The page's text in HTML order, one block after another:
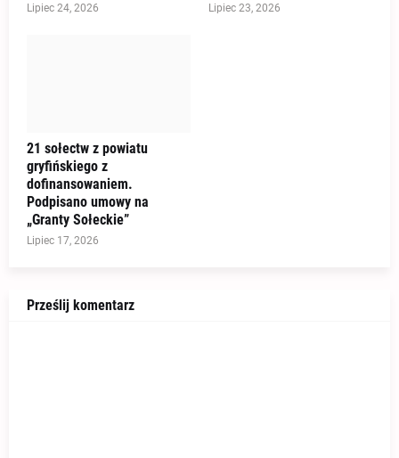
Lipiec 24, 2026 Lipiec 23, 2026
21 sołectw z powiatu
gryfińskiego z
dofinansowaniem.
Podpisano umowy na
„Granty Sołeckie”
Lipiec 17, 2026
Prześlij komentarz